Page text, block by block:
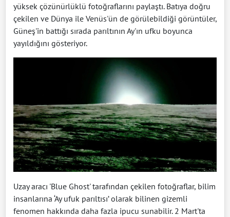
yüksek çözünürlüklü fotoğraflarını paylaştı. Batıya doğru
çekilen ve Dünya ile Venüs'ün de görülebildiği görüntüler,
Güneş'in battığı sırada parıltının Ay'ın ufku boyunca
yayıldığını gösteriyor.
Uzay aracı 'Blue Ghost' tarafından çekilen fotoğraflar, bilim
insanlarına ‘Ay ufuk parıltısı’ olarak bilinen gizemli
fenomen hakkında daha fazla ipucu sunabilir. 2 Mart'ta